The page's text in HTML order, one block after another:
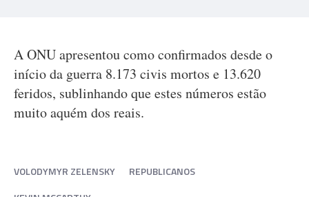
A ONU apresentou como confirmados desde o
início da guerra 8.173 civis mortos e 13.620
feridos, sublinhando que estes números estão
muito aquém dos reais.
VOLODYMYR ZELENSKY
REPUBLICANOS